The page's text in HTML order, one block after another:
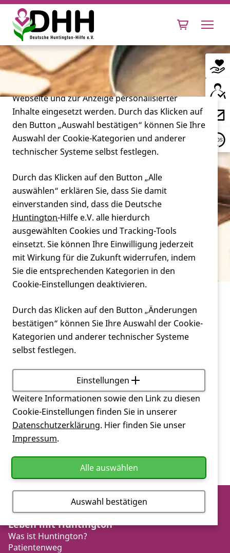
Leben mit Huntington
Forschung
Miteinander
Verein
Service
präsymptomatisch
vor dem Auftreten von Krankheitszeichen
Leben mit Huntington
Was ist Huntington?
Patientenweg
Cookie-Einstellungen
Diese Webseite setzt verschiedene Cookies und
Tracking-Tools ein. Dies beinhaltet Cookies und
Tracking-Tools, die für den Betrieb der Webseite
technisch notwendig sind, die zu statistischen
Zwecken sowie zur besseren Bedienbarkeit der
Webseite und zur Anzeige personalisierter
Inhalte eingesetzt werden. Durch das Klicken auf
den Button „Auswahl bestätigen“ können Sie Ihre
Auswahl der Cookie-Kategorien und anderer
technischer Systeme selbst festlegen.
Durch das Klicken auf den Button „Alle
auswählen“ erklären Sie, dass Sie damit
einverstanden sind, dass die Deutsche
Huntington-Hilfe e.V. alle hierdurch
ausgewählten Cookies und Tracking-Tools
einsetzt. Sie können Ihre Einwilligung jederzeit
mit Wirkung für die Zukunft widerrufen, indem
Sie die entsprechenden Kategorien in den
Cookie-Einstellungen deaktivieren.
Durch das Klicken auf den Button „Änderungen
bestätigen“ können Sie Ihre Auswahl der Cookie-
Kategorien und anderer technischer Systeme
selbst festlegen.
Einstellungen
Weitere Informationen sowie den Link zu diesen
Cookie-Einstellungen finden Sie in unserer
Datenschutzerklärung. Hier finden Sie unser
Impressum.
Alle auswählen
Auswahl bestätigen